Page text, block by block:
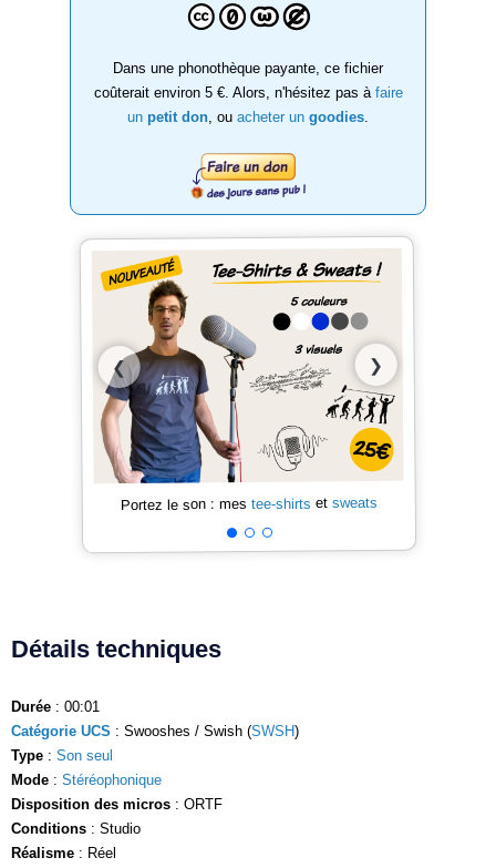
Dans une phonothèque payante, ce fichier
coûterait environ 5 €. Alors, n'hésitez pas à faire
un petit don , ou acheter un goodies
❮ ❯
Portez le son : mes tee-shirts et sweats
Détails techniques
Durée : 00:01
Catégorie UCS : Swooshes / Swish (SWSH)
Type : Son seul
Mode : Stéréophonique
Disposition des micros : ORTF
Conditions : Studio
Réalisme : Réel